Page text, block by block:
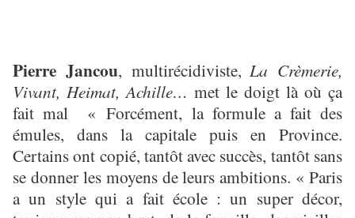
Pierre Jancou, multirécidiviste, La Crèmerie,
Vivant, Heimat, Achille… met le doigt là où ça
fait mal « Forcément, la formule a fait des
émules, dans la capitale puis en Province.
Certains ont copié, tantôt avec succès, tantôt sans
se donner les moyens de leurs ambitions. « Paris
a un style qui a fait école : un super décor,